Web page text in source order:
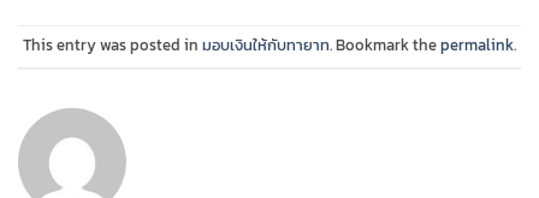
This entry was posted in มอบเงินให้กับทายาท. Bookmark thepermalink.